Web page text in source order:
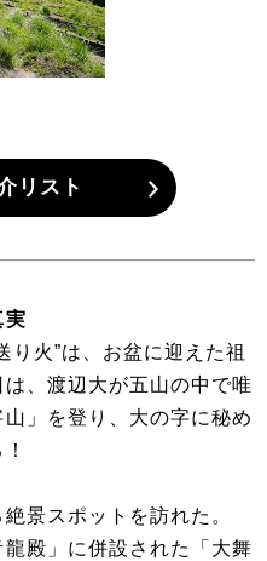
リスト
実
り火”は、お盆に迎えた祖
、渡辺大が五山の中で唯
」を登り、大の字に秘め
景スポットを訪れた。
龍殿」に併設された「大舞